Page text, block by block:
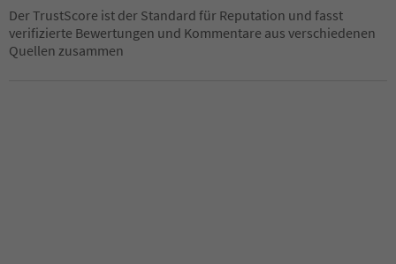
Der TrustScore ist der Standard für Reputation und fasst
verifizierte Bewertungen und Kommentare aus verschiedenen
Quellen zusammen